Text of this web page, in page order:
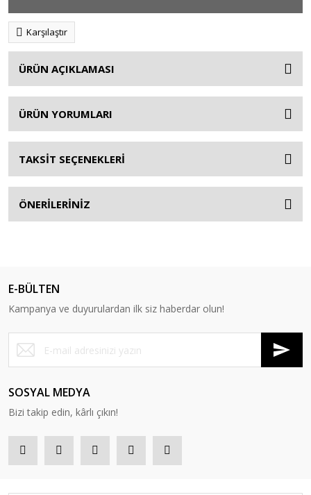
Karşılaştır
ÜRÜN AÇIKLAMASI
ÜRÜN YORUMLARI
TAKSİT SEÇENEKLERİ
ÖNERİLERİNİZ
E-BÜLTEN
Kampanya ve duyurulardan ilk siz haberdar olun!
SOSYAL MEDYA
Bizi takip edin, kârlı çıkın!